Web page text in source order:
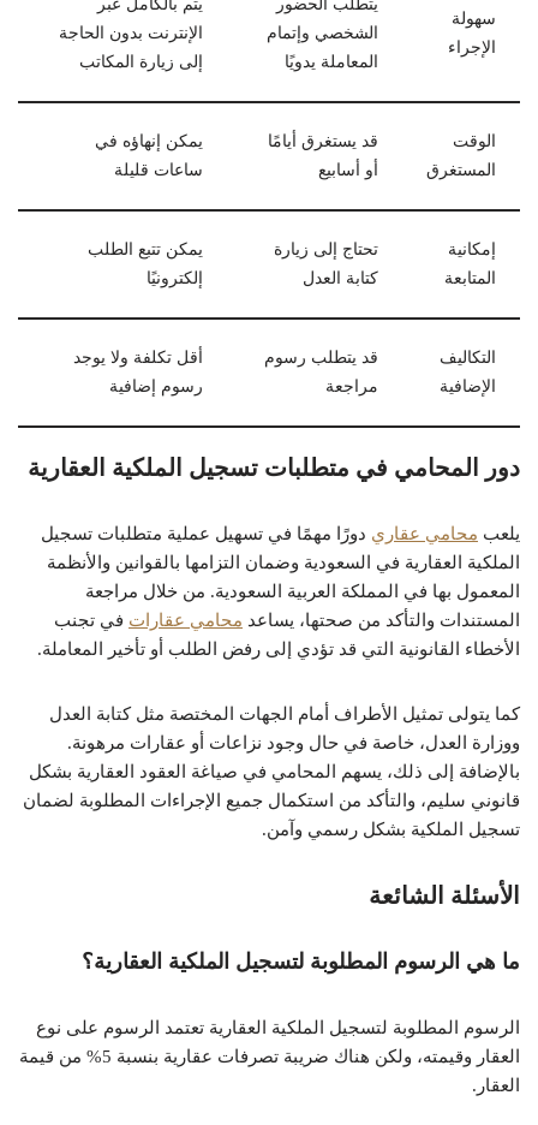
سهولة
الإجراء
يتطلب الحضور
الشخصي وإتمام
المعاملة يدويًا
يتم بالكامل عبر
الإنترنت بدون الحاجة
إلى زيارة المكاتب
الوقت
المستغرق
قد يستغرق أيامًا
أو أسابيع
يمكن إنهاؤه في
ساعات قليلة
إمكانية
المتابعة
تحتاج إلى زيارة
كتابة العدل
يمكن تتبع الطلب
إلكترونيًا
التكاليف
الإضافية
قد يتطلب رسوم
مراجعة
أقل تكلفة ولا يوجد
رسوم إضافية
دور المحامي في متطلبات تسجيل الملكية العقارية
يلعب محامي عقاري دورًا مهمًا في تسهيل عملية متطلبات تسجيل
الملكية العقارية في السعودية وضمان التزامها بالقوانين والأنظمة
المعمول بها في المملكة العربية السعودية. من خلال مراجعة
المستندات والتأكد من صحتها، يساعد محامي عقارات في تجنب
الأخطاء القانونية التي قد تؤدي إلى رفض الطلب أو تأخير المعاملة.
كما يتولى تمثيل الأطراف أمام الجهات المختصة مثل كتابة العدل
ووزارة العدل، خاصة في حال وجود نزاعات أو عقارات مرهونة.
بالإضافة إلى ذلك، يسهم المحامي في صياغة العقود العقارية بشكل
قانوني سليم، والتأكد من استكمال جميع الإجراءات المطلوبة لضمان
تسجيل الملكية بشكل رسمي وآمن.
الأسئلة الشائعة
ما هي الرسوم المطلوبة لتسجيل الملكية العقارية؟
الرسوم المطلوبة لتسجيل الملكية العقارية تعتمد الرسوم على نوع
العقار وقيمته، ولكن هناك ضريبة تصرفات عقارية بنسبة 5% من قيمة
العقار.